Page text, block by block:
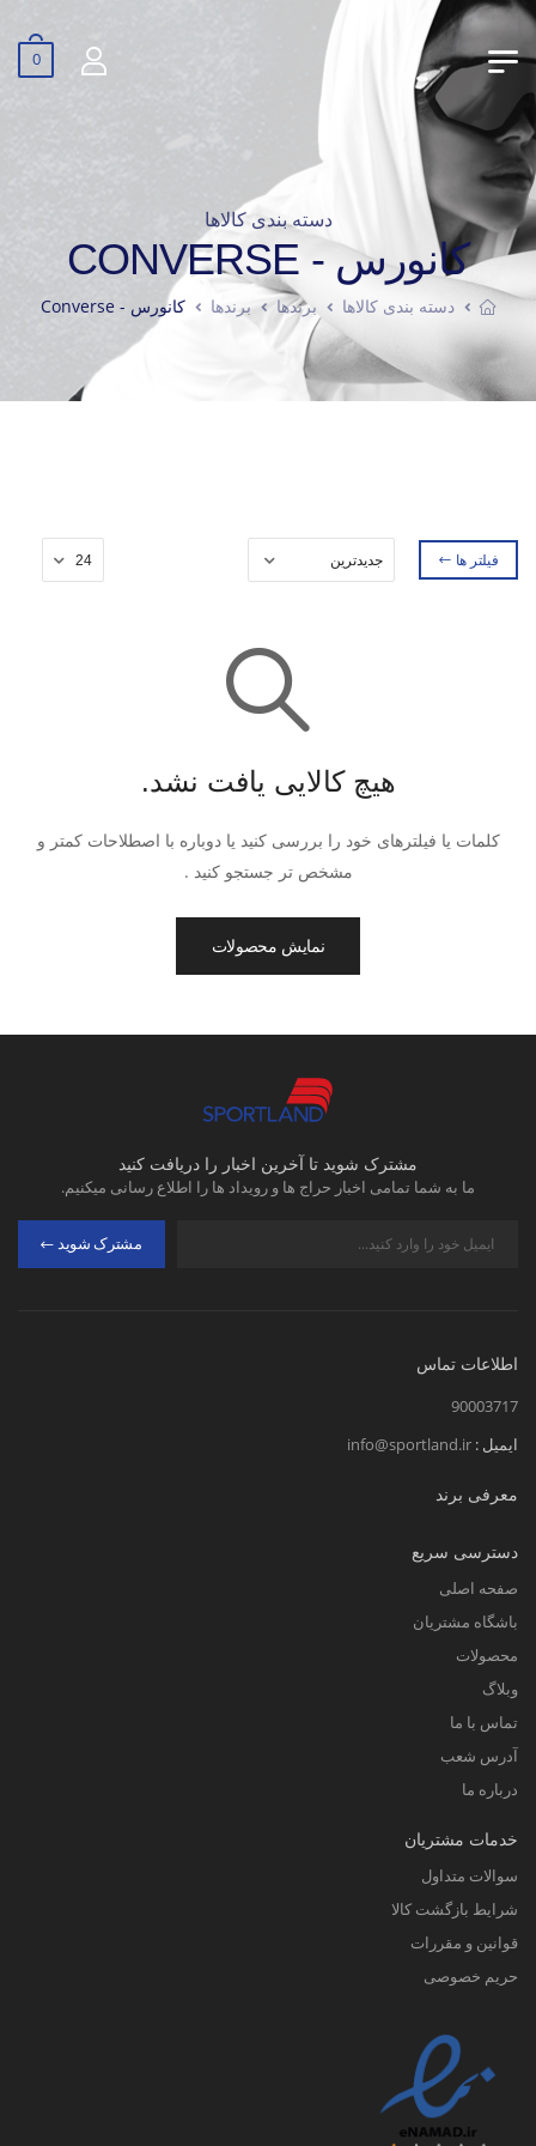
0
دسته بندی کالاها
کانورس - CONVERSE
دسته بندی کالاها برندها برندها کانورس - Converse
فیلتر ها
هیچ کالایی یافت نشد.
کلمات یا فیلترهای خود را بررسی کنید یا دوباره با اصطلاحات کمتر و
مشخص تر جستجو کنید .
نمایش محصولات
مشترک شوید تا آخرین اخبار را دریافت کنید
ما به شما تمامی اخبار حراج ها و رویداد ها را اطلاع رسانی میکنیم.
مشترک شوید
اطلاعات تماس
90003717
ایمیل : info@sportland.ir
معرفی برند
دسترسی سریع
صفحه اصلی
باشگاه مشتریان
محصولات
وبلاگ
تماس با ما
آدرس شعب
درباره ما
خدمات مشتریان
سوالات متداول
شرایط بازگشت کالا
قوانین و مقررات
حریم خصوصی